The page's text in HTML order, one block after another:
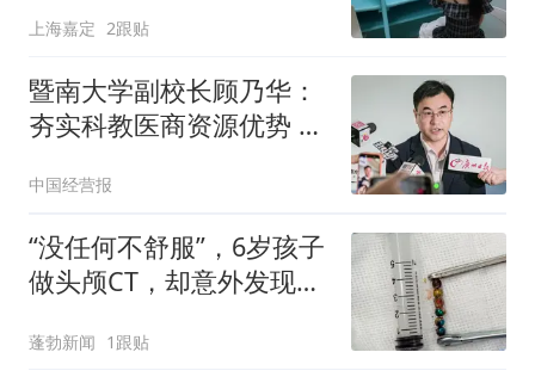
上海嘉定 2跟贴
暨南大学副校长顾乃华：
夯实科教医商资源优势 越
提质
中国经营报
“没任何不舒服”，6岁孩子
做头颅CT，却意外发现6
蓬勃新闻 1跟贴